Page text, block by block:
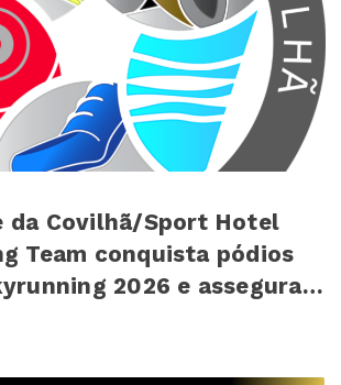
da Covilhã/Sport Hotel
Team conquista pódios
2026 e assegura